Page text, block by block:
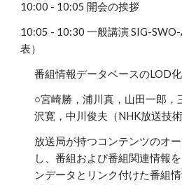
10:00 - 10:05 開会の挨拶
10:05 - 10:30 一般講演 SIG-
表）
番組情報データベースのLOD
○宮崎勝，浦川真，山田一郎，
沢寛，中川俊夫（NHK放送技術
放送局が持つコンテンツのオ
し、番組および番組関連情報
ンデータとリンク付けた番組